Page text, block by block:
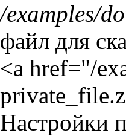
/examples/
файл для
<a href="/
Настройки